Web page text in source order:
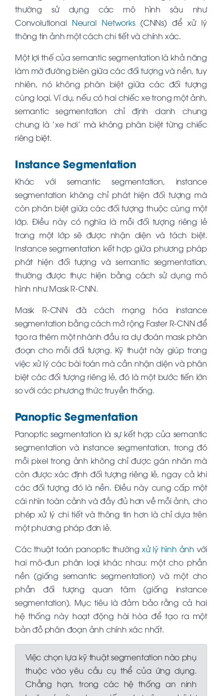
thường sử dụng các mô hình sâu như
Convolutional Neural Networks(CNNs) để xử lý
thông tin ảnh một cách chi tiết và chính xác.
Một lợi thế của semantic segmentation là khả năng
làm mờ đường biên giữa các đối tượng và nền, tuy
nhiên, nó không phân biệt giữa các đối tượng
cùng loại. Ví dụ, nếu có hai chiếc xe trong một ảnh,
semantic segmentation chỉ định danh chung
chung là 'xe hơi' mà không phân biệt từng chiếc
riêng biệt.
Instance Segmentation
Khác với semantic segmentation, instance
segmentation không chỉ phát hiện đối tượng mà
còn phân biệt giữa các đối tượng thuộc cùng một
lớp. Điều này có nghĩa là mỗi đối tượng riêng lẻ
trong một lớp sẽ được nhận diện và tách biệt.
Instance segmentation kết hợp giữa phương pháp
phát hiện đối tượng và semantic segmentation,
thường được thực hiện bằng cách sử dụng mô
hình như Mask R-CNN.
Mask R-CNN đã cách mạng hóa instance
segmentation bằng cách mở rộng Faster R-CNN để
tạo ra thêm một nhánh đầu ra dự đoán mask phân
đoạn cho mỗi đối tượng. Kỹ thuật này giúp trong
việc xử lý các bài toán mà cần nhận diện và phân
biệt các đối tượng riêng lẻ, đó là một bước tiến lớn
so với các phương thức truyền thống.
Panoptic Segmentation
Panoptic segmentation là sự kết hợp của semantic
segmentation và instance segmentation, trong đó
mỗi pixel trong ảnh không chỉ được gán nhãn mà
còn được xác định đối tượng riêng lẻ, ngay cả khi
các đối tượng đó là nền. Điều này cung cấp một
cái nhìn toàn cảnh và đầy đủ hơn về mỗi ảnh, cho
phép xử lý chi tiết và thông tin hơn là chỉ dựa trên
một phương pháp đơn lẻ.
Các thuật toán panoptic thườngxử lý hình ảnh với
hai mô-đun phân loại khác nhau: một cho phần
nền (giống semantic segmentation) và một cho
phần đối tượng quan tâm (giống instance
segmentation). Mục tiêu là đảm bảo rằng cả hai
hệ thống này hoạt động hài hòa để tạo ra một
bản đồ phân đoạn ảnh chính xác nhất.
Việc chọn lựa kỹ thuật segmentation nào phụ
thuộc vào yêu cầu cụ thể của ứng dụng.
Chẳng hạn, trong các hệ thống an ninh